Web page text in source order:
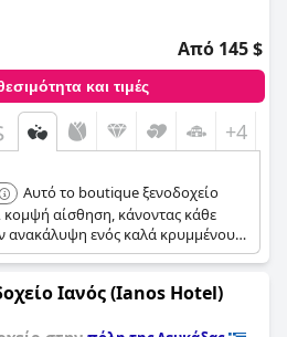
Από 145 $
και τιμές
+4
Αυτό το boutique ξενοδοχείο
κομψή αίσθηση, κάνοντας κάθε
ανακάλυψη ενός καλά κρυμμένου
Ιανός (Ianos Hotel)